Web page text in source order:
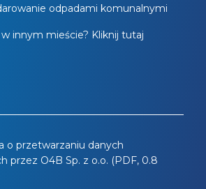
odpadami komunalnymi
innym mieście? Kliknij tutaj
o przetwarzaniu danych
przez O4B Sp. z o.o. (PDF, 0.8